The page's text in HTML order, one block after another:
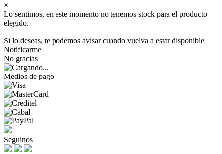
×
Lo sentimos, en este momento no tenemos stock para el producto
elegido.
Si lo deseas, te podemos avisar cuando vuelva a estar disponible
Notificarme
No gracias
Medios de pago
Seguinos